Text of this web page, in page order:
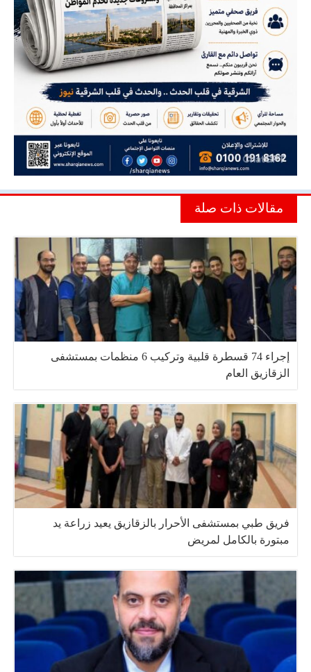
مقالات ذات صلة
إجراء 74 قسطرة قلبية وتركيب 6 منظمات بمستشفى
الزقازيق العام
فريق طبي بمستشفى الأحرار بالزقازيق يعيد زراعة يد
مبتورة بالكامل لمريض